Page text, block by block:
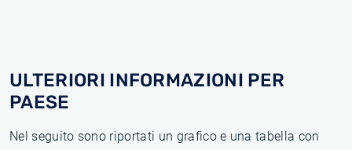
ULTERIORI INFORMAZIONI PER
PAESE
Nel seguito sono riportati un grafico e una tabella con